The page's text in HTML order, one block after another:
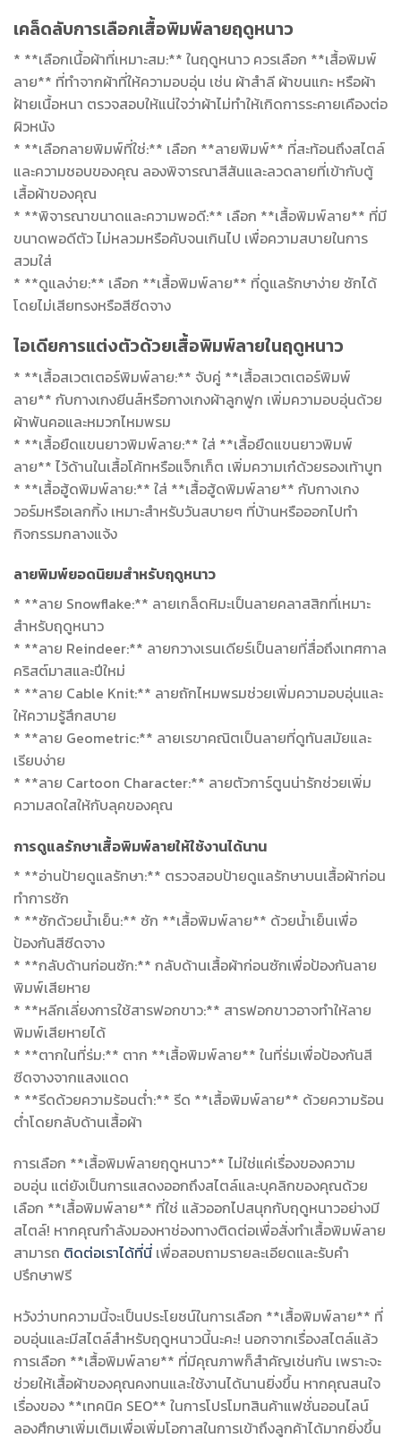
เคล็ดลับการเลือกเสื้อพิมพ์ลายฤดูหนาว
* **เลือกเนื้อผ้าที่เหมาะสม:** ในฤดูหนาว ควรเลือก **เสื้อพิมพ์
ลาย** ที่ทำจากผ้าที่ให้ความอบอุ่น เช่น ผ้าสำลี ผ้าขนแกะ หรือผ้า
ฝ้ายเนื้อหนา ตรวจสอบให้แน่ใจว่าผ้าไม่ทำให้เกิดการระคายเคืองต่อ
ผิวหนัง
* **เลือกลายพิมพ์ที่ใช่:** เลือก **ลายพิมพ์** ที่สะท้อนถึงสไตล์
และความชอบของคุณ ลองพิจารณาสีสันและลวดลายที่เข้ากับตู้
เสื้อผ้าของคุณ
* **พิจารณาขนาดและความพอดี:** เลือก **เสื้อพิมพ์ลาย** ที่มี
ขนาดพอดีตัว ไม่หลวมหรือคับจนเกินไป เพื่อความสบายในการ
สวมใส่
* **ดูแลง่าย:** เลือก **เสื้อพิมพ์ลาย** ที่ดูแลรักษาง่าย ซักได้
โดยไม่เสียทรงหรือสีซีดจาง
ไอเดียการแต่งตัวด้วยเสื้อพิมพ์ลายในฤดูหนาว
* **เสื้อสเวตเตอร์พิมพ์ลาย:** จับคู่ **เสื้อสเวตเตอร์พิมพ์
ลาย** กับกางเกงยีนส์หรือกางเกงผ้าลูกฟูก เพิ่มความอบอุ่นด้วย
ผ้าพันคอและหมวกไหมพรม
* **เสื้อยืดแขนยาวพิมพ์ลาย:** ใส่ **เสื้อยืดแขนยาวพิมพ์
ลาย** ไว้ด้านในเสื้อโค้ทหรือแจ็กเก็ต เพิ่มความเก๋ด้วยรองเท้าบูท
* **เสื้อฮู้ดพิมพ์ลาย:** ใส่ **เสื้อฮู้ดพิมพ์ลาย** กับกางเกง
วอร์มหรือเลกกิ้ง เหมาะสำหรับวันสบายๆ ที่บ้านหรือออกไปทำ
กิจกรรมกลางแจ้ง
ลายพิมพ์ยอดนิยมสำหรับฤดูหนาว
* **ลาย Snowflake:** ลายเกล็ดหิมะเป็นลายคลาสสิกที่เหมาะ
สำหรับฤดูหนาว
* **ลาย Reindeer:** ลายกวางเรนเดียร์เป็นลายที่สื่อถึงเทศกาล
คริสต์มาสและปีใหม่
* **ลาย Cable Knit:** ลายถักไหมพรมช่วยเพิ่มความอบอุ่นและ
ให้ความรู้สึกสบาย
* **ลาย Geometric:** ลายเรขาคณิตเป็นลายที่ดูทันสมัยและ
เรียบง่าย
* **ลาย Cartoon Character:** ลายตัวการ์ตูนน่ารักช่วยเพิ่ม
ความสดใสให้กับลุคของคุณ
การดูแลรักษาเสื้อพิมพ์ลายให้ใช้งานได้นาน
* **อ่านป้ายดูแลรักษา:** ตรวจสอบป้ายดูแลรักษาบนเสื้อผ้าก่อน
ทำการซัก
* **ซักด้วยน้ำเย็น:** ซัก **เสื้อพิมพ์ลาย** ด้วยน้ำเย็นเพื่อ
ป้องกันสีซีดจาง
* **กลับด้านก่อนซัก:** กลับด้านเสื้อผ้าก่อนซักเพื่อป้องกันลาย
พิมพ์เสียหาย
* **หลีกเลี่ยงการใช้สารฟอกขาว:** สารฟอกขาวอาจทำให้ลาย
พิมพ์เสียหายได้
* **ตากในที่ร่ม:** ตาก **เสื้อพิมพ์ลาย** ในที่ร่มเพื่อป้องกันสี
ซีดจางจากแสงแดด
* **รีดด้วยความร้อนต่ำ:** รีด **เสื้อพิมพ์ลาย** ด้วยความร้อน
ต่ำโดยกลับด้านเสื้อผ้า
การเลือก **เสื้อพิมพ์ลายฤดูหนาว** ไม่ใช่แค่เรื่องของความ
อบอุ่น แต่ยังเป็นการแสดงออกถึงสไตล์และบุคลิกของคุณด้วย
เลือก **เสื้อพิมพ์ลาย** ที่ใช่ แล้วออกไปสนุกกับฤดูหนาวอย่างมี
สไตล์! หากคุณกำลังมองหาช่องทางติดต่อเพื่อสั่งทำเสื้อพิมพ์ลาย
สามารถ ติดต่อเราได้ที่นี่ เพื่อสอบถามรายละเอียดและรับคำ
ปรึกษาฟรี
หวังว่าบทความนี้จะเป็นประโยชน์ในการเลือก **เสื้อพิมพ์ลาย** ที่
อบอุ่นและมีสไตล์สำหรับฤดูหนาวนี้นะคะ! นอกจากเรื่องสไตล์แล้ว
การเลือก **เสื้อพิมพ์ลาย** ที่มีคุณภาพก็สำคัญเช่นกัน เพราะจะ
ช่วยให้เสื้อผ้าของคุณคงทนและใช้งานได้นานยิ่งขึ้น หากคุณสนใจ
เรื่องของ **เทคนิค SEO** ในการโปรโมทสินค้าแฟชั่นออนไลน์
ลองศึกษาเพิ่มเติมเพื่อเพิ่มโอกาสในการเข้าถึงลูกค้าได้มากยิ่งขึ้น